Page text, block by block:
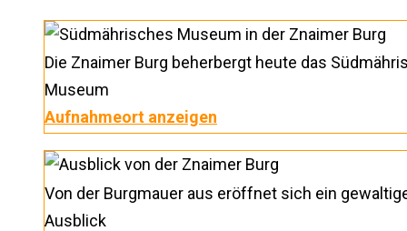
Die Znaimer Burg beherbergt heute das
Museum
Aufnahmeort anzeigen
Von der Burgmauer aus eröffnet sich ein
Ausblick